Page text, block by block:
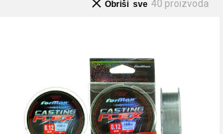
40 proizvoda
Obriši sve